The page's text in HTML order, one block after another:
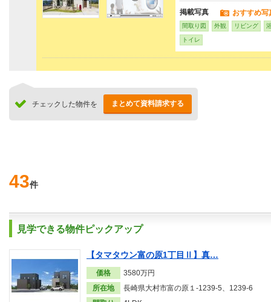
掲載写真 おすすめ写
間取り図 外観 リビング
トイレ
チェックした物件を まとめて資料請求する
43件
見学できる物件ピックアップ
【タマタウン富の原1丁目Ⅱ】真…
価格
3580万円
所在地
長崎県大村市富の原１-1239-5、1239-6